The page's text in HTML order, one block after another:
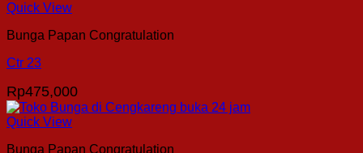
Quick View
Bunga Papan Congratulation
Ctr 23
Rp475,000
Quick View
Bunga Papan Congratulation